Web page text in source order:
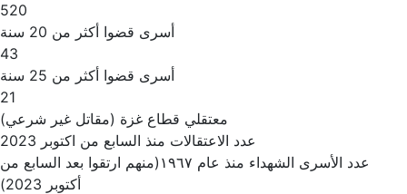
520
أسرى قضوا أكثر من 20 سنة
43
أسرى قضوا أكثر من 25 سنة
21
معتقلي قطاع غزة (مقاتل غير شرعي)
عدد الاعتقالات منذ السابع من اكتوبر 2023
عدد الأسرى الشهداء منذ عام ١٩٦٧(منهم ارتقوا بعد السابع من
أكتوبر 2023)